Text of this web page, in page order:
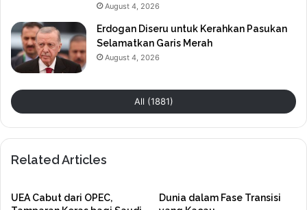
August 4, 2026
Erdogan Diseru untuk Kerahkan Pasukan
Selamatkan Garis Merah
August 4, 2026
All (1881)
Related Articles
UEA Cabut dari OPEC,
Dunia dalam Fase Transisi